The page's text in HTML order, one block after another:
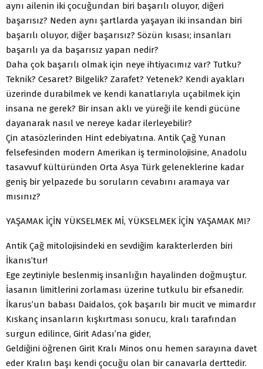
aynı ailenin iki çocuğundan biri başarılı oluyor, diğeri
başarısız? Neden aynı şartlarda yaşayan iki insandan biri
başarılı oluyor, diğer başarısız? Sözün kısası; insanları
başarılı ya da başarısız yapan nedir?
Daha çok başarılı olmak için neye ihtiyacımız var? Tutku?
Teknik? Cesaret? Bilgelik? Zarafet? Yetenek? Kendi ayakları
üzerinde durabilmek ve kendi kanatlarıyla uçabilmek için
insana ne gerek? Bir insan aklı ve yüreği ile kendi gücüne
dayanarak nasıl ve nereye kadar ilerleyebilir?
Çin atasözlerinden Hint edebiyatına. Antik Çağ Yunan
felsefesinden modern Amerikan iş terminolojisine, Anadolu
tasavvuf kültüründen Orta Asya Türk geleneklerine kadar
geniş bir yelpazede bu soruların cevabını aramaya var
mısınız?
YAŞAMAK İÇİN YÜKSELMEK Mİ, YÜKSELMEK İÇİN YAŞAMAK MI?
Antik Çağ mitolojisindeki en sevdiğim karakterlerden biri
İkanıs’tur!
Ege zeytiniyle beslenmiş insanlığın hayalinden doğmuştur.
İasanın limitlerini zorlaması üzerine tutkulu bir efsanedir.
İkarus’un babası Daidalos, çok başarılı bir mucit ve mimardır
Kıskanç insanların kışkırtması sonucu, kralı tarafından
surgun edilince, Girit Adası’na gider,
Geldiğini öğrenen Girit Kralı Minos onu hemen sarayına davet
eder Kralın başı kendi çocuğu olan bir canavarla derttedir.